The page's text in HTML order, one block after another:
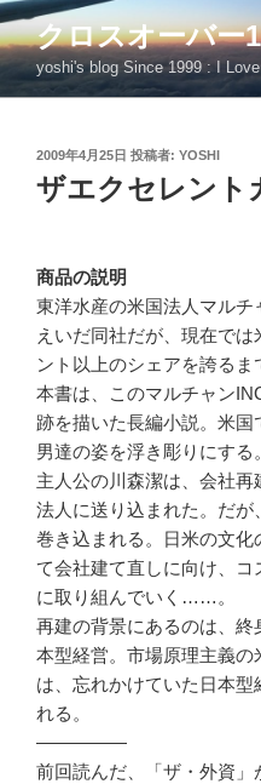
コ
ン
テ
ン
クロスオーバー
yoshi's blog Since 1999 : I
投
稿
日:
2009年4月25日 投稿者: YOSHI
ザエクセレント
商品の説明
東洋水産の米国法人マル
えいだ同社だが、現在で
ント以上のシェアを誇るま
本書は、このマルチャン
跡を描いた長編小説。米
男達の姿を浮き彫りにする。
主人公の川森潔は、会社
法人に送り込まれた。だが
巻き込まれる。日米の文
て会社建て直しに向け、コ
に取り組んでいく……。
再建の背景にあるのは、終
本型経営。市場原理主義
は、忘れかけていた日本型
れる。
—————
前回読んだ、「ザ・外資